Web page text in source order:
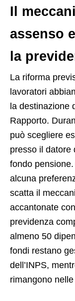
Il
assenso
la
La riforma
lavoratori
la destinazione
Rapporto.
può scegliere
presso il datore
fondo
alcuna
scatta il
accantonate
previdenza
almeno 50
fondi restano
dell’INPS,
rimangono